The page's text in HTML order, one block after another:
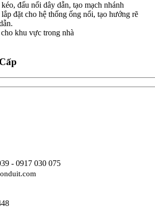
đấu nối dây dẫn, tạo mạch nhánh
đặt cho hệ thống ống nổi, tạo hướng rẽ
khu vực trong nhà
- 0917 030 075